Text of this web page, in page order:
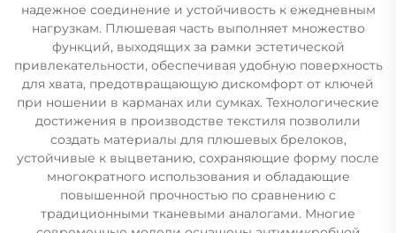
надежное соединение и устойчивость к ежедневным
нагрузкам. Плюшевая часть выполняет множество
функций, выходящих за рамки эстетической
привлекательности, обеспечивая удобную поверхность
для хвата, предотвращающую дискомфорт от ключей
при ношении в карманах или сумках. Технологические
достижения в производстве текстиля позволили
создать материалы для плюшевых брелоков,
устойчивые к выцветанию, сохраняющие форму после
многократного использования и обладающие
повышенной прочностью по сравнению с
традиционными тканевыми аналогами. Многие